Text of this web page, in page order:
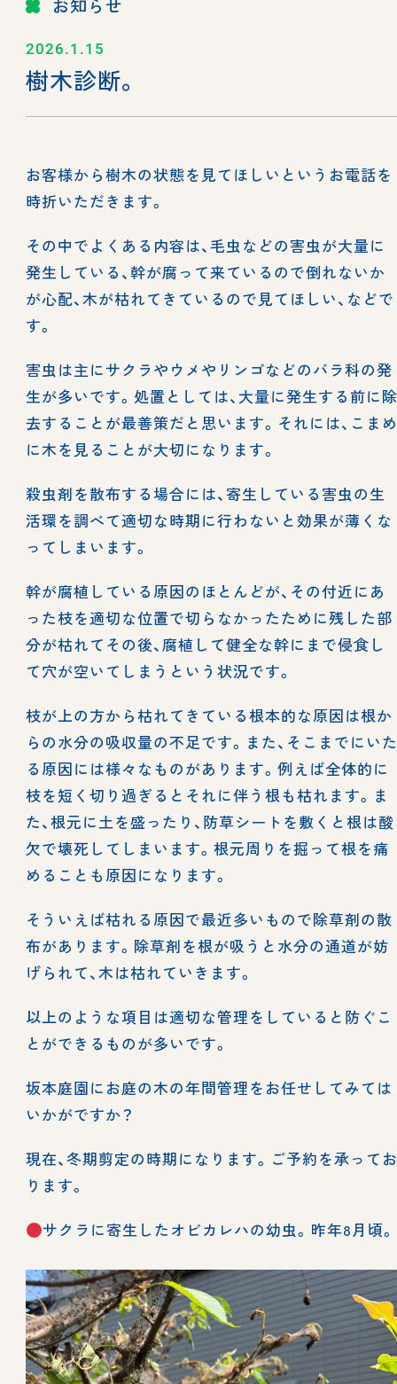
お知らせ
2026.1.15
樹木診断。
お客様から樹木の状態を見てほしいというお電話を
時折いただきます。
その中でよくある内容は、毛虫などの害虫が大量に
発生している、幹が腐って来ているので倒れないか
が心配、木が枯れてきているので見てほしい、などで
す。
害虫は主にサクラやウメやリンゴなどのバラ科の発
生が多いです。処置としては、大量に発生する前に
去することが最善策だと思います。それには、こま
に木を見ることが大切になります。
殺虫剤を散布する場合には、寄生している害虫の生
活環を調べて適切な時期に行わないと効果が薄くな
ってしまいます。
幹が腐植している原因のほとんどが、その付近にあ
った枝を適切な位置で切らなかったために残した部
分が枯れてその後、腐植して健全な幹にまで侵食し
て穴が空いてしまうという状況です。
枝が上の方から枯れてきている根本的な原因は根か
らの水分の吸収量の不足です。また、そこまでにい
る原因には様々なものがあります。例えば全体的に
枝を短く切り過ぎるとそれに伴う根も枯れます。ま
た、根元に土を盛ったり、防草シートを敷くと根は酸
欠で壊死してしまいます。根元周りを掘って根を痛
めることも原因になります。
そういえば枯れる原因で最近多いもので除草剤の散
布があります。除草剤を根が吸うと水分の通道が妨
げられて、木は枯れていきます。
以上のような項目は適切な管理をしていると防ぐこ
とができるものが多いです。
坂本庭園にお庭の木の年間管理をお任せしてみては
いかがですか？
現在、冬期剪定の時期になります。ご予約を承って
ります。
サクラに寄生したオビカレハの幼虫。昨年8月頃。